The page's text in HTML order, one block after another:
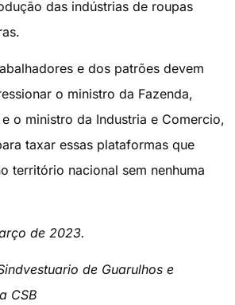
das indústrias de roupas
e dos patrões devem
o ministro da Fazenda,
o ministro da Industria e Comercio,
taxar essas plataformas que
território nacional sem nenhuma
de 2023.
de Guarulhos e
CSB